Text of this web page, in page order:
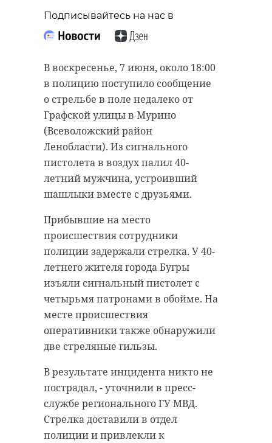
Подписывайтесь на нас в
В воскресенье, 7 июня, около 18:00
в полицию поступило сообщение
о стрельбе в поле недалеко от
Графской улицы в Мурино
(Всеволожский район
Ленобласти). Из сигнального
пистолета в воздух палил 40-
летний мужчина, устроивший
шашлыки вместе с друзьями.
Прибывшие на место
происшествия сотрудники
полиции задержали стрелка. У 40-
летнего жителя города Бугры
изъяли сигнальный пистолет с
четырьмя патронами в обойме. На
месте происшествия
оперативники также обнаружили
две стреляные гильзы.
В результате инцидента никто не
пострадал, - уточнили в пресс-
службе регионального ГУ МВД.
Стрелка доставили в отдел
полиции и привлекли к